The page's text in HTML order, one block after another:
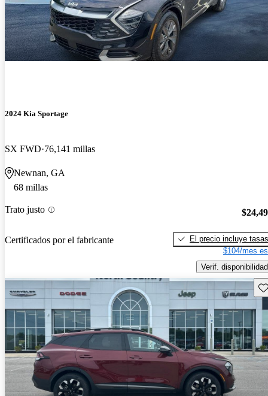
2024 Kia Sportage
SX FWD 76,141 millas
Newnan, GA
68 millas
Trato justo
Certificados por el fabricante
El precio incluye tasas
$104/mes
Verif. disponibilidad